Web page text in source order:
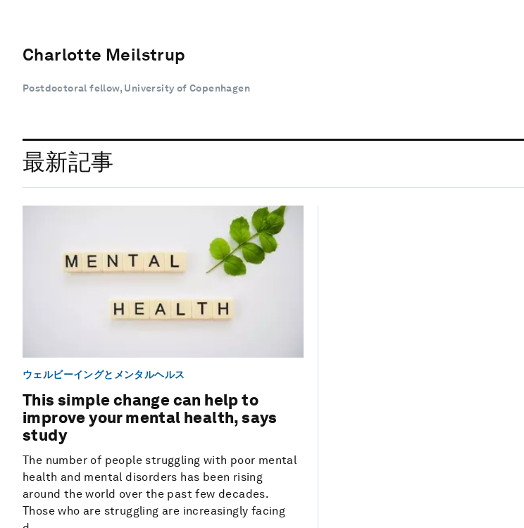
Charlotte Meilstrup
Postdoctoral fellow, University of Copenhagen
最新記事
ウェルビーイングとメンタルヘルス
This simple change can help to
improve your mental health, says
study
The number of people struggling with poor mental
health and mental disorders has been rising
around the world over the past few decades.
Those who are struggling are increasingly facing